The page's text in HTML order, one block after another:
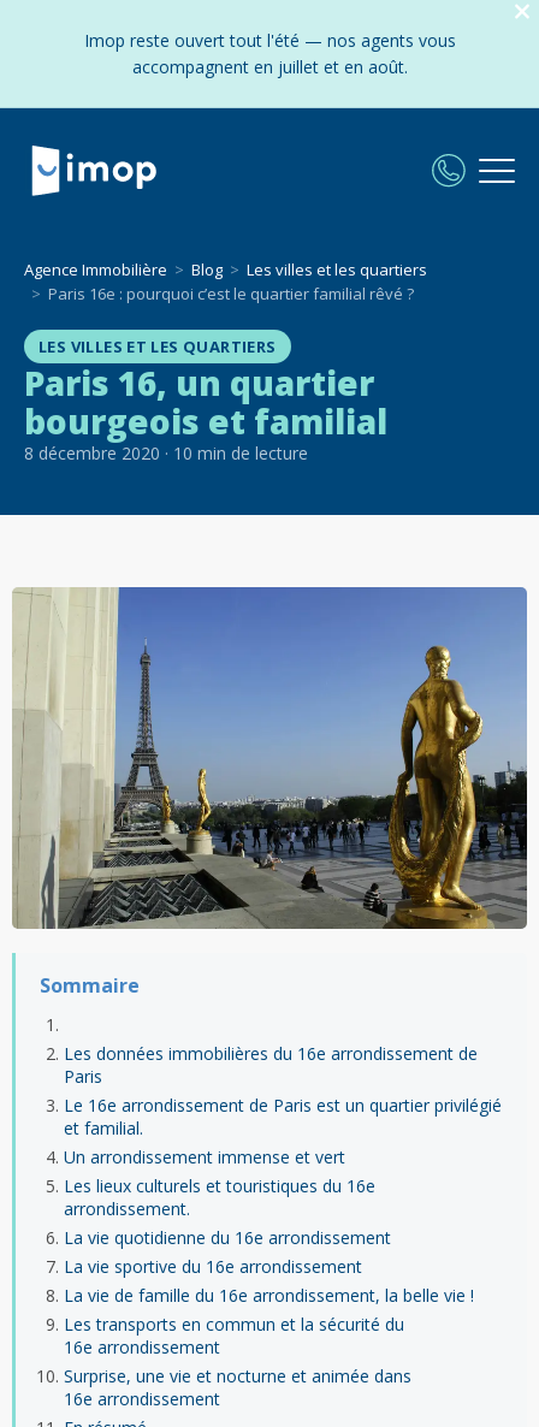
Imop reste ouvert tout l'été — nos agents vous
accompagnent en juillet et en août.
Agence Immobilière Blog
Les villes et les quartiers
Paris 16e : pourquoi c’est le quartier familial rêvé ?
LES VILLES ET LES QUARTIERS
Paris 16, un quartier
bourgeois et familial
8 décembre 2020 · 10 min de lecture
Sommaire
Les données immobilières du 16e arrondissement de
Paris
Le 16e arrondissement de Paris est un quartier privilégié
et familial.
Un arrondissement immense et vert
Les lieux culturels et touristiques du 16e
arrondissement.
La vie quotidienne du 16e arrondissement
La vie sportive du 16e arrondissement
La vie de famille du 16e arrondissement, la belle vie !
Les transports en commun et la sécurité du
16e arrondissement
Surprise, une vie et nocturne et animée dans
16e arrondissement